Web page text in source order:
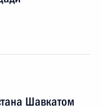
Шавкатом